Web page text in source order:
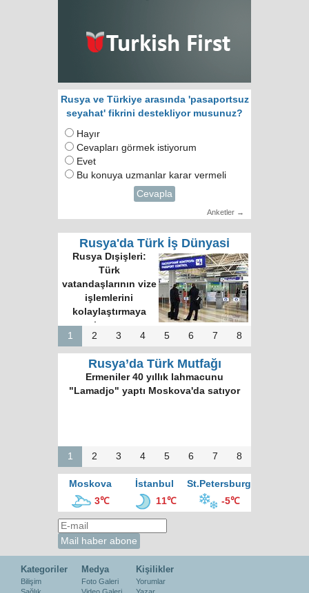
Rusya ve Türkiye arasında 'pasaportsuz
seyahat' fikrini destekliyor musunuz?
Hayır
Cevapları görmek istiyorum
Evet
Bu konuya uzmanlar karar vermeli
Cevapla
Anketler →
Rusya'da Türk İş Dünyasi
Rusya Dışişleri:
Türk
vatandaşlarının vize
işlemlerini
kolaylaştırmaya
hazırız
1
2 3 4 5 6 7 8
Rusya’da Türk Mutfağı
Ermeniler 40 yıllık lahmacunu
"Lamadjo" yaptı Moskova'da satıyor
1 2 3 4 5 6 7 8
Moskova İstanbul
St.Petersburg
3℃
11℃ -5℃
Kategoriler
Bilişim
Medya
Foto Galeri
Kişilikler
Yorumlar